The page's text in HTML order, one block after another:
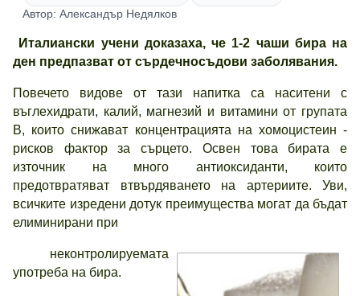
Автор: Александър Недялков
Италиански учени доказаха, че 1-2 чаши бира на
ден предпазват от сърдечносъдови заболявания.
Повечето видове от тази напитка са наситени с
въглехидрати, калий, магнезий и витамини от групата
В, които снижават концентрацията на хомоцистеин -
рисков фактор за сърцето. Освен това бирата е
източник на много антиоксиданти, които
предотвратяват втвърдяването на артериите. Уви,
всичките изредени дотук преимущества могат да бъдат
елиминирани при
неконтролируемата
употреба на бира.